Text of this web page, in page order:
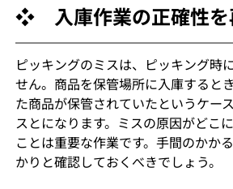
❖　入庫作業の正確性を
ピッキングのミスは、ピッキング時
せん。商品を保管場所に入庫すると
た商品が保管されていたというケー
スとになります。ミスの原因がどこ
ことは重要な作業です。手間のかか
かりと確認しておくべきでしょう。